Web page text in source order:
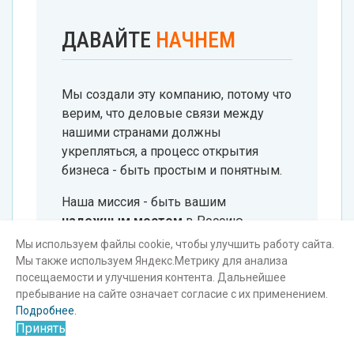
ДАВАЙТЕ НАЧНЕМ
Мы создали эту компанию, потому что
верим, что деловые связи между
нашими странами должны
укрепляться, а процесс открытия
бизнеса - быть простым и понятным.
Наша миссия - быть вашим
надежным мостом в Россию.
Не тратьтесилы на бюрократические
преграды.
Позвольте нам обеспечить вам
быстрое открытие ООО
направьте свою энергию на поиск
Мы используем файлы cookie, чтобы улучшить работу сайта.
Мы также используем Яндекс.Метрику для анализа
посещаемости и улучшения контента. Дальнейшее
пребывание на сайте означает согласие с их применением.
Подробнее.
Принять